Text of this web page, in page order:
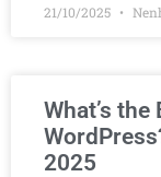
21/10/2025
What’s
2025